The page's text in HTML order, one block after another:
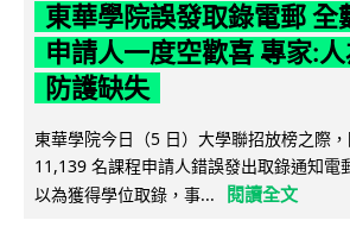
東華學院誤發取錄電郵 全
申請人一度空歡喜 專家:
防護缺失
東華學院今日（5 日）大學聯招放榜之際
11,139 名課程申請人錯誤發出取錄通知電
以為獲得學位取錄，事...
閱讀全文